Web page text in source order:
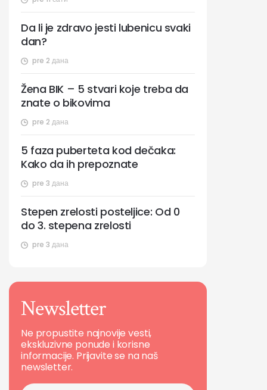
pre 2 дана
Da li je zdravo jesti lubenicu svaki
dan?
pre 2 дана
Žena BIK – 5 stvari koje treba da
znate o bikovima
pre 3 дана
5 faza puberteta kod dečaka:
Kako da ih prepoznate
pre 3 дана
Stepen zrelosti posteljice: Od 0
do 3. stepena zrelosti
Newsletter
Ne propustite najnovije vesti,
ekskluzivne ponude i korisne
informacije. Prijavite se na naš
newsletter.